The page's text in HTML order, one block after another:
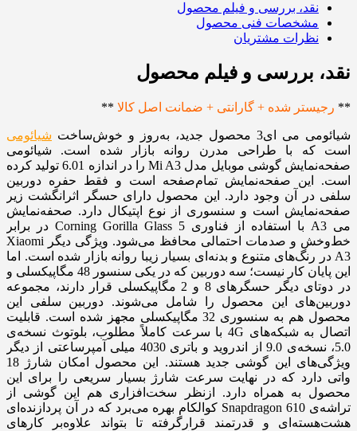
نقد، بررسی و فیلم محصول
مشخصات فنی محصول
نظرات مشتریان
نقد، بررسی و فیلم محصول
** رجیستر شده + گارانتی + ضمانت اصل کالا **
شیائومی می ای3 محصول جدید، به‌روز و خوش‌ساخت
شیائومی
است که با طراحی مدرن روانه بازار شده است. شیائومی
صفحه‌نمایش گوشی موبایل مدل Mi A3 را در اندازه 6.01 تولید کرده
است. این صفحه‌نمایش تمام‌صفحه است و فقط حفره دوربین
سلفی در آن وجود دارد. این محصول دارای حسگر اثرانگشت زیر
صفحه‌نمایش است و سنسوری از نوع اپتیکال دارد. صحفه‌نمایش
می A3 با استفاده از فناوری Corning Gorilla Glass 5 در برابر
خط‌وخش و صدمات احتمالی محافظ می‌شود. ویژگی دیگر Xiaomi
A3 در رنگ‌های متنوع و بدنه‌ای بسیار زیبا روانه بازار شده است. اما
این پایان کار نیست؛ سه دوربین که در یکی سنسور 48 مگاپیکسلی و
در دوتای دیگر حسگرهای 8 و 2 مگاپیکسلی قرار دارند، مجموعه
دوربین‌‌های این محصول را شامل می‌شوند. دوربین سلفی این
محصول هم به سنسوری 32 مگاپیکسلی مجهز شده است. قابلیت
اتصال به شبکه‌های 4G با سرعت کاملاً مطلوب، بلوتوث نسخه‌‌ی
5.0، نسخه‌‌ی 9.0 از اندروید و باتری 4030 میلی آمپرساعتی از دیگر
ویژگی‌های این گوشی جدید هستند. این محصول امکان شارژ 18
واتی دارد که در نهایت سرعت شارژ بسیار سریعی را برای این
محصول به همراه دارد. ازنظر سخت‌‌افزاری هم این گوشی از
تراشه‌‌ی Snapdragon 610 کوالکام بهره می‌برد که در آن پردازنده‌ای
هشت‌هسته‌ا‌ی و قدرتمند قرارگرفته تا بتواند علاوه‌بر کارهای